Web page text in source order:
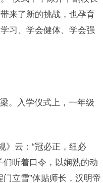
来了新的挑战，也孕育
习、学会健体、学会强
。入学仪式上，一年级
》云：“冠必正，纽必
听着口令，以娴熟的动
立雪”体贴师长，汉明帝